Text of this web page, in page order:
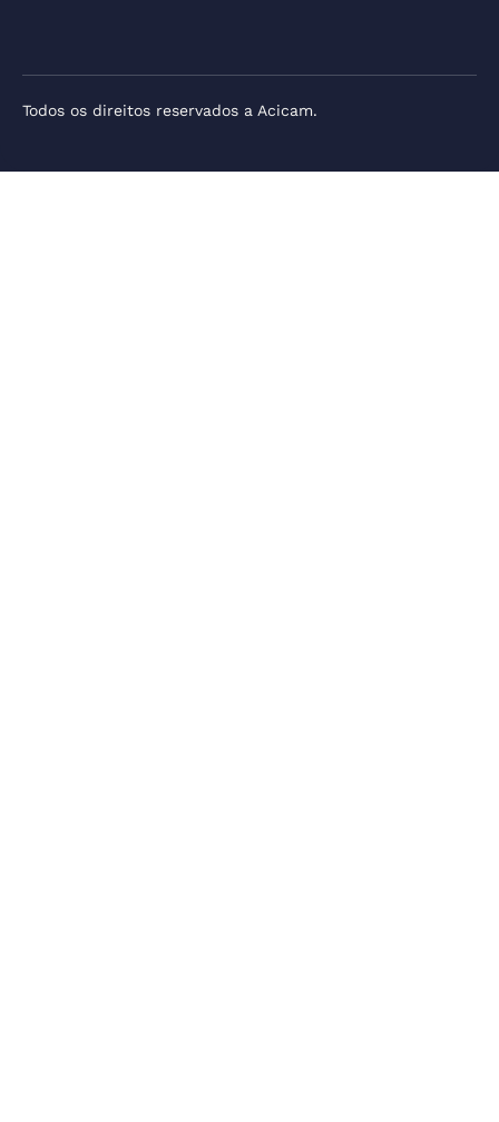
Todos os direitos reservados a Acicam.